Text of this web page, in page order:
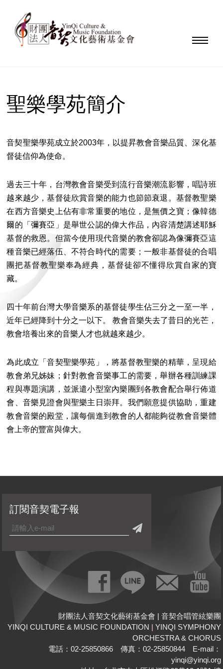
聖樂學苑簡介
音契聖樂學苑成立於2003年，以提昇教會音樂品質、深化基
督徒信仰為使命。
過去三十年，台灣教會音樂受到流行音樂潮流影響，唱詩班
越來越少，基督徒欣賞音樂的能力也節節衰退。基督教聖樂
在西方音樂史上佔有非常重要的地位，是無價之寶；像韓德
爾的「彌賽亞」是舉世公認的偉大作品，內容清楚講述耶穌
基督的救恩。但當今使用現代音樂的教會卻認為像彌賽亞這
種音樂已經落伍、不符合時代的需要；一般非基督徒的合唱
團把基督教聖樂奉為經典，基督徒卻不懂得欣賞自家的寶
藏。
四十年前台灣大學音樂系的基督徒學生佔三分之一至一半，
近年已經降到十分之一以下。 教會音樂失去了昔日的光芒，
教會培養出來的音樂人才也就越來越少。
為此成立「音契聖樂學苑」，將基督教聖樂的精華，呈現給
教會弟兄姊妹；針對教會音樂事工的需要，舉辦各種訓練課
程與專題演講，並派遣小型室內樂團到各教會配合舉行佈道
會、音樂見證會與聖樂主日崇拜。我們願意提供協助，重建
教會音樂的殿堂，讓每個進到教會的人都能夠從教會音樂體
會上帝的豐富與偉大。
財團法人音契文化藝術基金會 | 音契合唱管絃樂團
YINQI CULTURE & MUSIC FOUNDATION | YINQI SYMPHONY
ORCHESTRA & CHORUS
電話：02-25850866 傳真：02-25850844 E-mail：
yinqi@yinqi.org
訂閱音契電子報